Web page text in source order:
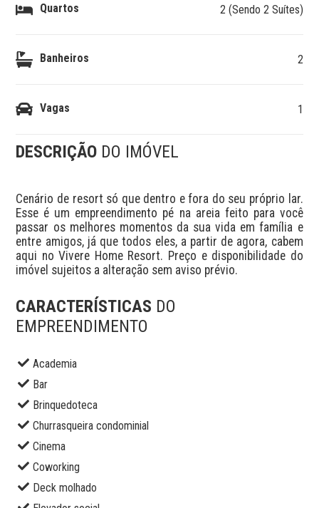
Quartos 2 (Sendo 2 Suítes)
Banheiros 2
Vagas 1
DESCRIÇÃO DO IMÓVEL
Cenário de resort só que dentro e fora do seu próprio lar.
Esse é um empreendimento pé na areia feito para você
passar os melhores momentos da sua vida em família e
entre amigos, já que todos eles, a partir de agora, cabem
aqui no Vivere Home Resort. Preço e disponibilidade do
imóvel sujeitos a alteração sem aviso prévio.
CARACTERÍSTICAS DO
EMPREENDIMENTO
Academia
Bar
Brinquedoteca
Churrasqueira condominial
Cinema
Coworking
Deck molhado